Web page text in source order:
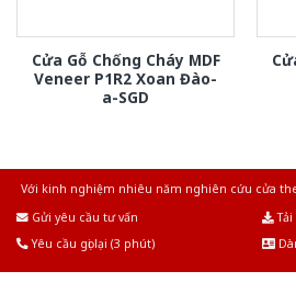
Cửa Gỗ Chống Cháy MDF
Veneer P1R2 Xoan Đào-
a-SGD
Với kinh nghiệm nhiêu năm nghiên cứu cửa
Gửi yêu cầu tư vấn
Yêu cầu gọi lại (3 phút)